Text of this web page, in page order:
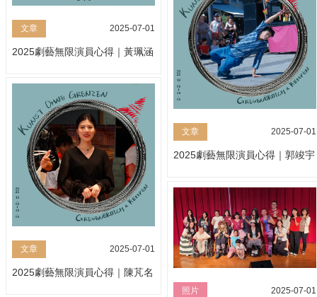
文章 2025-07-01
2025劇藝無限演員心得｜黃珮涵
文章 2025-07-01
2025劇藝無限演員心得｜郭竣宇
文章 2025-07-01
2025劇藝無限演員心得｜陳芃名
照片 2025-07-01